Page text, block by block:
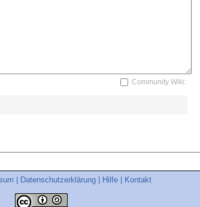
Community Wiki:
Datenschutzerklärung Hilfe Kontakt